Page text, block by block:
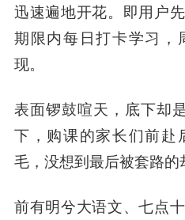
迅速遍地开花。即用户
期限内每日打卡学习，
现。
表面锣鼓喧天，底下却
下，购课的家长们前赴
毛，没想到最后被套路的
前有明兮大语文、七点